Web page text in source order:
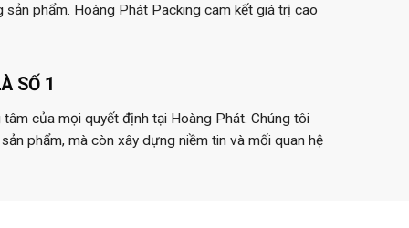
sản phẩm. Hoàng Phát Packing cam kết giá trị cao
SỐ 1
của mọi quyết định tại Hoàng Phát. Chúng tôi
phẩm, mà còn xây dựng niềm tin và mối quan hệ